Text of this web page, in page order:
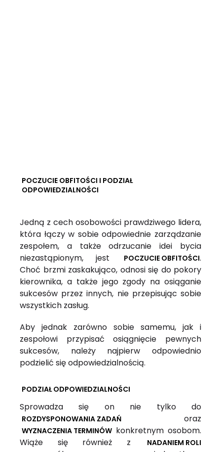
POCZUCIE OBFITOŚCI I PODZIAŁ
ODPOWIEDZIALNOŚCI
Jedną z cech osobowości prawdziwego lidera,
która łączy w sobie odpowiednie zarządzanie
zespołem, a także odrzucanie idei bycia
niezastąpionym, jest
POCZUCIE OBFITOŚCI.
Choć brzmi zaskakująco, odnosi się do pokory
kierownika, a także jego zgody na osiąganie
sukcesów przez innych, nie przepisując sobie
wszystkich zasług.
Aby jednak zarówno sobie samemu, jak i
zespołowi przypisać osiągnięcie pewnych
sukcesów, należy najpierw odpowiednio
podzielić się odpowiedzialnością.
PODZIAŁ ODPOWIEDZIALNOŚCI
Sprowadza się on nie tylko do
ROZDYSPONOWANIA ZADAŃ oraz
WYZNACZENIA TERMINÓW konkretnym osobom.
Wiąże się również z
NADANIEM ROLI